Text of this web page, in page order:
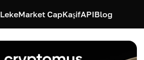
LekeMarket CapKaşifAPIBlog